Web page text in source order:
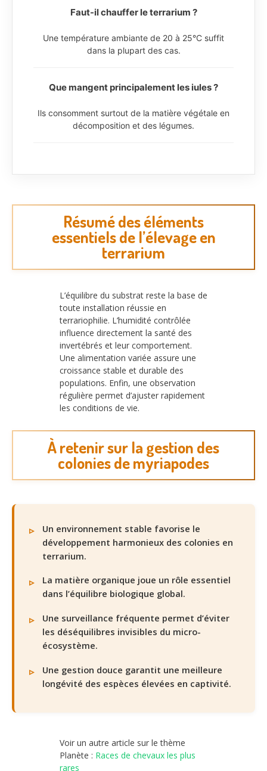
Faut-il chauffer le terrarium ?
Une température ambiante de 20 à 25°C suffit
dans la plupart des cas.
Que mangent principalement les iules ?
Ils consomment surtout de la matière végétale en
décomposition et des légumes.
Résumé des éléments
essentiels de l’élevage en
terrarium
L’équilibre du substrat reste la base de
toute installation réussie en
terrariophilie. L’humidité contrôlée
influence directement la santé des
invertébrés et leur comportement.
Une alimentation variée assure une
croissance stable et durable des
populations. Enfin, une observation
régulière permet d’ajuster rapidement
les conditions de vie.
À retenir sur la gestion des
colonies de myriapodes
Un environnement stable favorise le
développement harmonieux des colonies en
terrarium.
La matière organique joue un rôle essentiel
dans l’équilibre biologique global.
Une surveillance fréquente permet d’éviter
les déséquilibres invisibles du micro-
écosystème.
Une gestion douce garantit une meilleure
longévité des espèces élevées en captivité.
Voir un autre article sur le thème
Planète : Races de chevaux les plus
rares